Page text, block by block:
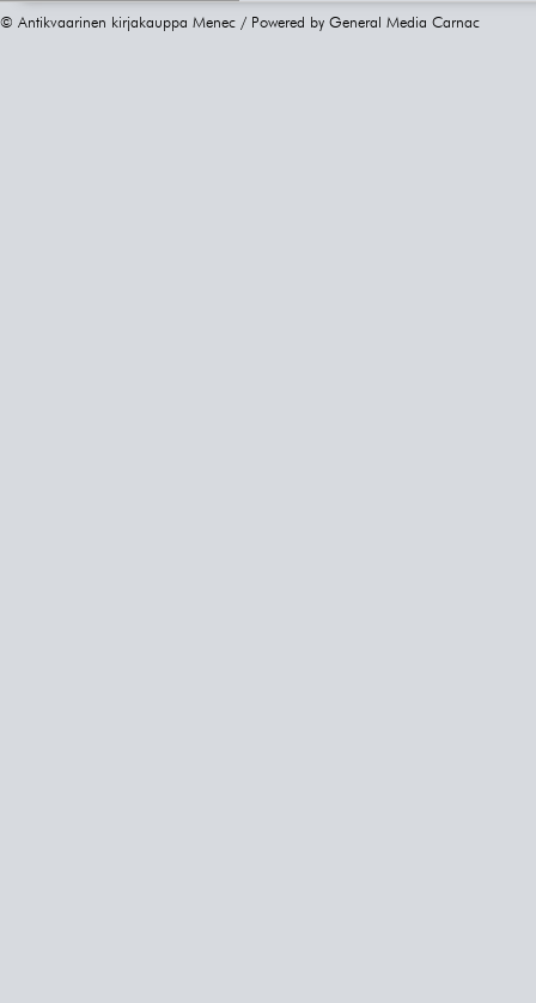
© Antikvaarinen kirjakauppa Menec / Powered by General Media Carnac